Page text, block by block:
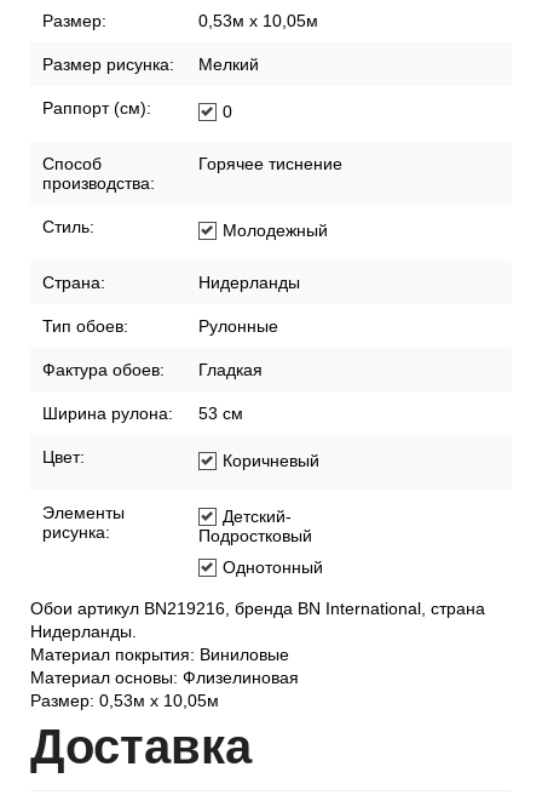
Размер: 0,53м x 10,05м
Размер рисунка: Мелкий
Раппорт (см): 0
Способ
производства:
Горячее тиснение
Стиль: Молодежный
Страна: Нидерланды
Тип обоев: Рулонные
Фактура обоев: Гладкая
Ширина рулона: 53 см
Цвет: Коричневый
Элементы
рисунка:
Детский-
Подростковый
Однотонный
Обои артикул BN219216, бренда BN International, страна
Нидерланды.
Материал покрытия: Виниловые
Материал основы: Флизелиновая
Размер: 0,53м x 10,05м
Доставка